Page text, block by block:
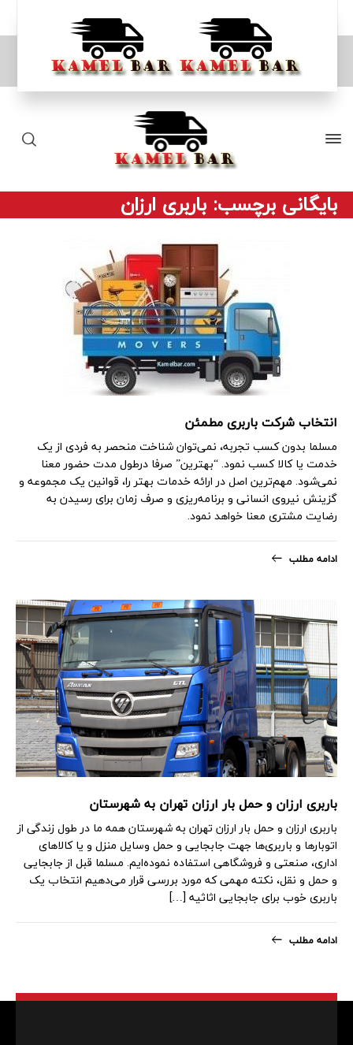
بایگانی برچسب: باربری ارزان
انتخاب شرکت باربری مطمئن
مسلما بدون کسب تجربه، نمی‌توان شناخت منحصر به فردی از یک
خدمت‌ یا کالا کسب نمود. “بهترین” ‏صرفا درطول مدت حضور معنا
نمی‌شود. مهم‌ترین اصل در ارائه خدمات بهتر را، قوانین یک مجموعه و
‏گزینش نیروی انسانی و برنامه‌ریزی و صرف زمان برای رسیدن به
رضایت مشتری معنا خواهد نمود‎.‎
ادامه مطلب
باربری ارزان و حمل بار ارزان تهران به شهرستان
باربری ارزان و حمل بار ارزان تهران به شهرستان همه ما در طول زندگی از
اتوبارها و باربری‌ها جهت جابجایی و حمل وسایل منزل و یا کالاهای
اداری، صنعتی و فروشگاهی استفاده نموده‌ایم. مسلما قبل از جابجایی
و حمل و نقل، نکته مهمی که مورد بررسی قرار می‌دهیم انتخاب یک
باربری خوب برای جابجایی اثاثیه […]
ادامه مطلب